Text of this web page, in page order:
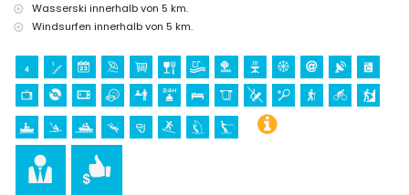
Wasserski innerhalb von 5 km.
Windsurfen innerhalb von 5 km.